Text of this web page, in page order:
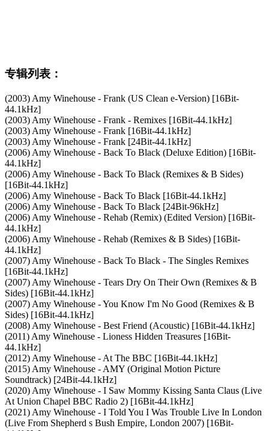
专辑列表：
(2003) Amy Winehouse - Frank (US Clean e-Version) [16Bit-
44.1kHz]
(2003) Amy Winehouse - Frank - Remixes [16Bit-44.1kHz]
(2003) Amy Winehouse - Frank [16Bit-44.1kHz]
(2003) Amy Winehouse - Frank [24Bit-44.1kHz]
(2006) Amy Winehouse - Back To Black (Deluxe Edition) [16Bit-
44.1kHz]
(2006) Amy Winehouse - Back To Black (Remixes & B Sides)
[16Bit-44.1kHz]
(2006) Amy Winehouse - Back To Black [16Bit-44.1kHz]
(2006) Amy Winehouse - Back To Black [24Bit-96kHz]
(2006) Amy Winehouse - Rehab (Remix) (Edited Version) [16Bit-
44.1kHz]
(2006) Amy Winehouse - Rehab (Remixes & B Sides) [16Bit-
44.1kHz]
(2007) Amy Winehouse - Back To Black - The Singles Remixes
[16Bit-44.1kHz]
(2007) Amy Winehouse - Tears Dry On Their Own (Remixes & B
Sides) [16Bit-44.1kHz]
(2007) Amy Winehouse - You Know I'm No Good (Remixes & B
Sides) [16Bit-44.1kHz]
(2008) Amy Winehouse - Best Friend (Acoustic) [16Bit-44.1kHz]
(2011) Amy Winehouse - Lioness Hidden Treasures [16Bit-
44.1kHz]
(2012) Amy Winehouse - At The BBC [16Bit-44.1kHz]
(2015) Amy Winehouse - AMY (Original Motion Picture
Soundtrack) [24Bit-44.1kHz]
(2020) Amy Winehouse - I Saw Mommy Kissing Santa Claus (Live
At Union Chapel BBC Radio 2) [16Bit-44.1kHz]
(2021) Amy Winehouse - I Told You I Was Trouble Live In London
(Live From Shepherd s Bush Empire, London 2007) [16Bit-